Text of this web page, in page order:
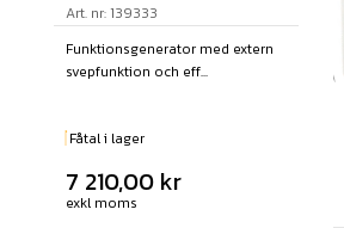
Art. nr: 139333
Funktionsgenerator med extern
svepfunktion och eff...
Fåtal i lager
7 210,00 kr
exkl moms